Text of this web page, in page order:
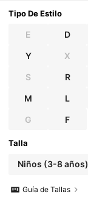
Tipo De Estilo
E D
Y X
S R
M L
G F
Talla
Niños (3-8 años)
Guía de Tallas